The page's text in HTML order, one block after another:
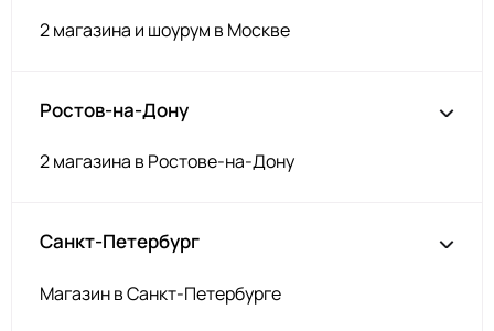
2 магазина и шоурум в Москве
Ростов-на-Дону
2 магазина в Ростове-на-Дону
Санкт-Петербург
Магазин в Санкт-Петербурге